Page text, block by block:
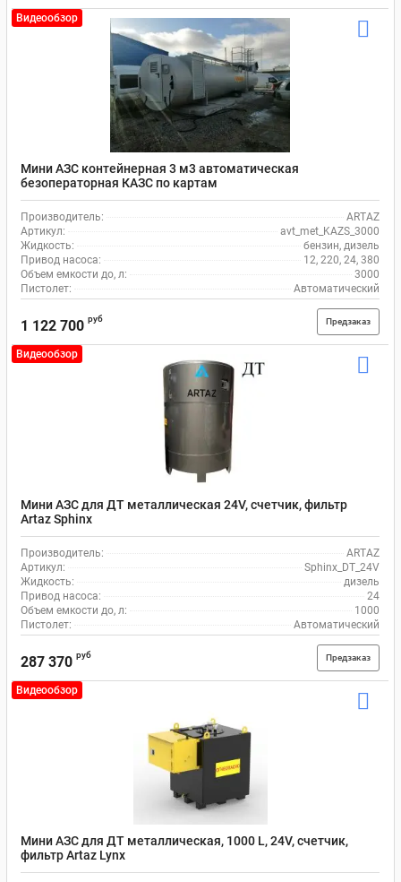
Видеообзор
Мини АЗС контейнерная 3 м3 автоматическая
безоператорная КАЗС по картам
Производитель:
ARTAZ
Артикул:
avt_met_KAZS_3000
Жидкость:
бензин, дизель
Привод насоса:
12, 220, 24, 380
Объем емкости до, л:
3000
Пистолет:
Автоматический
1 122 700 руб Предзаказ
Видеообзор
Мини АЗС для ДТ металлическая 24V, счетчик, фильтр
Artaz Sphinx
Производитель:
ARTAZ
Артикул:
Sphinx_DT_24V
Жидкость:
дизель
Привод насоса:
24
Объем емкости до, л:
1000
Пистолет:
Автоматический
287 370 руб Предзаказ
Видеообзор
Мини АЗС для ДТ металлическая, 1000 L, 24V, счетчик,
фильтр Artaz Lynx